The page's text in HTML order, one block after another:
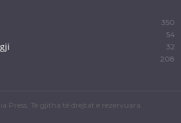
350
54
32
208
Press. Të gjitha të drejtat e rezervuara.